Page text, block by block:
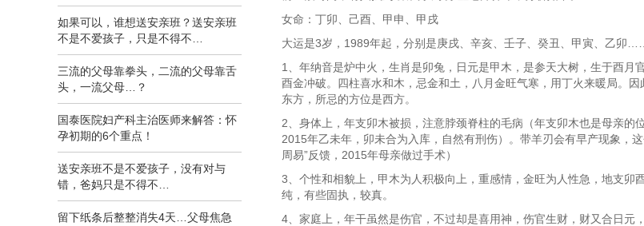
如果可以，谁想送安亲班？送安亲班
不是不爱孩子，只是不得不…
三流的父母靠拳头，二流的父母靠舌
头，一流父母…？
国泰医院妇产科主治医师来解答：怀
孕初期的6个重点！
送安亲班不是不爱孩子，没有对与
错，爸妈只是不得不…
留下纸条后整整消失4天…父母焦急
女命：丁卯、己酉、甲申、甲戌
大运是3岁，1989年起，分别是庚戌、辛亥、壬子、癸丑、甲寅、乙卯……
1、年纳音是炉中火，生肖是卯兔，日元是甲木，是参天大树，生于酉月
酉金冲破。四柱喜水和木，忌金和土，八月金旺气寒，用丁火来暖局。
东方，所忌的方位是西方。
2、身体上，年支卯木被损，注意脖颈脊柱的毛病（年支卯木也是母亲的
2015年乙未年，卯未合为入库，自然有刑伤）。带羊刃会有早产现象，
周易”反馈，2015年母亲做过手术）
3、个性和相貌上，甲木为人积极向上，重感情，金旺为人性急，地支卯
纯，有些固执，较真。
4、家庭上，年干虽然是伤官，不过却是喜用神，伤官生财，财又合日元